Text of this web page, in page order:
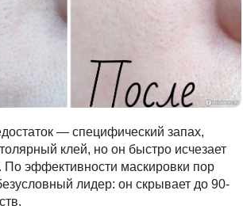
— специфический запах,
клей, но он быстро исчезает
По эффективности маскировки пор
лидер: он скрывает до 90-